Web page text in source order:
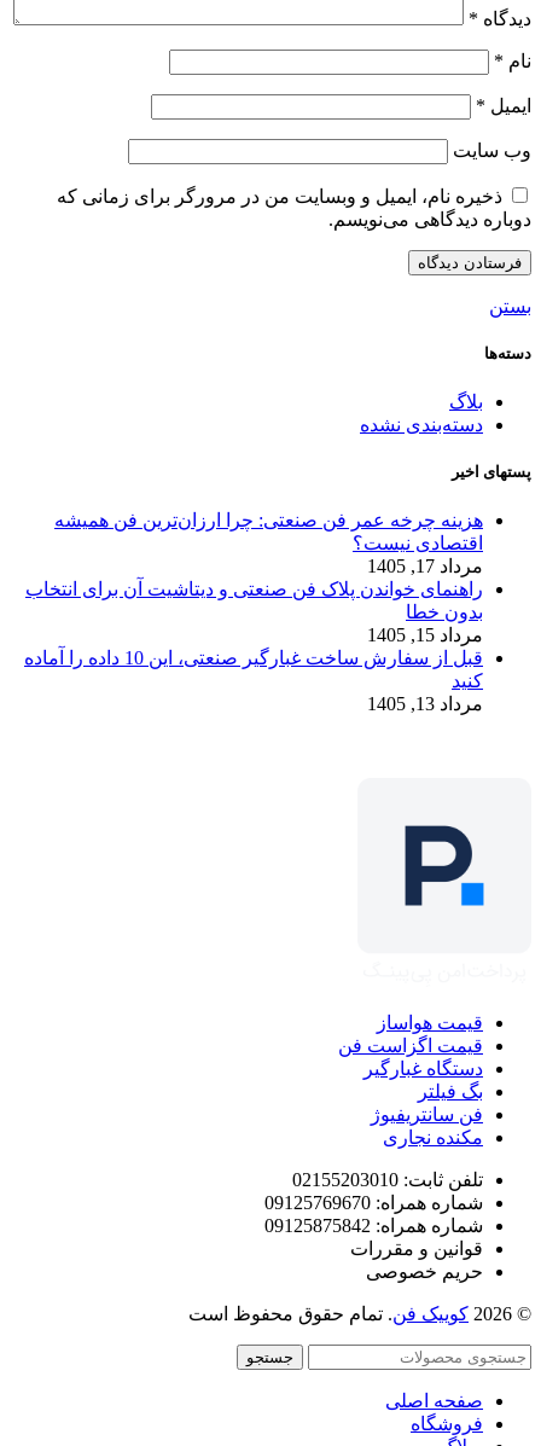
دیدگاه *
نام *
ایمیل *
وب‌ سایت
ذخیره نام، ایمیل و وبسایت من در مرورگر برای زمانی که
دوباره دیدگاهی می‌نویسم.
بستن
دسته‌ها
بلاگ
دسته‌بندی نشده
پستهای اخیر
هزینه چرخه عمر فن صنعتی: چرا ارزان‌ترین فن همیشه
اقتصادی نیست؟
مرداد 17, 1405
راهنمای خواندن پلاک فن صنعتی و دیتاشیت آن برای انتخاب
بدون خطا
مرداد 15, 1405
قبل از سفارش ساخت غبارگیر صنعتی، این 10 داده را آماده
کنید
مرداد 13, 1405
قیمت هواساز
قیمت اگزاست فن
دستگاه غبارگیر
بگ فیلتر
فن سانتریفیوژ
مکنده نجاری
تلفن ثابت: 02155203010
شماره همراه: 09125769670
شماره همراه: 09125875842
قوانین و مقررات
حریم خصوصی
© 2026 کوییک فن. تمام حقوق محفوظ است
جستجو
صفحه اصلی
فروشگاه